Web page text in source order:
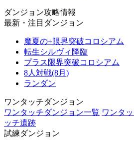
ダンジョン攻略情報
最新・注目ダンジョン
魔夏の+限界突破コロシアム
転生シルヴィ降臨
プラス限界突破コロシアム
8人対戦(8月)
ランダン
ワンタッチダンジョン
ワンタッチダンジョン一覧 ワンタ
ッチ遺跡
試練ダンジョン